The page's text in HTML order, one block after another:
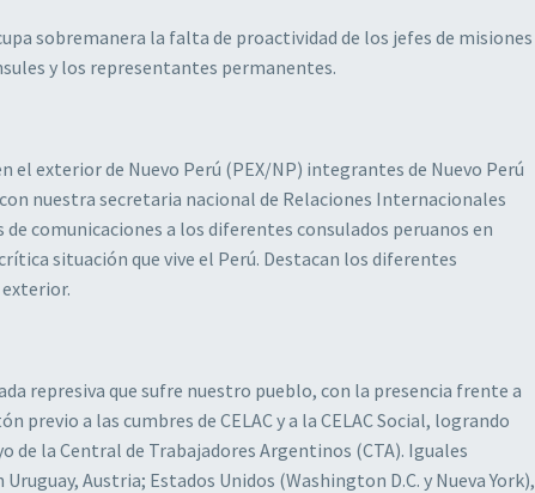
sobremanera la falta de proactividad de los jefes de misiones
y los representantes permanentes.
exterior de Nuevo Perú (PEX/NP) integrantes de Nuevo Perú
nuestra secretaria nacional de Relaciones Internacionales
comunicaciones a los diferentes consulados peruanos en
situación que vive el Perú. Destacan los diferentes
represiva que sufre nuestro pueblo, con la presencia frente a
a las cumbres de CELAC y a la CELAC Social, logrando
la Central de Trabajadores Argentinos (CTA). Iguales
Austria; Estados Unidos (Washington D.C. y Nueva York),